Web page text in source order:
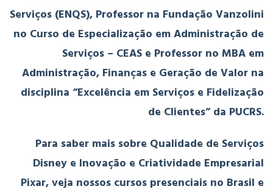
Serviços (ENQS), Professor na Fundação Vanzolini
no Curso de Especialização em Administração de
Serviços – CEAS e Professor no MBA em
Administração, Finanças e Geração de Valor na
disciplina “Excelência em Serviços e Fidelização
de Clientes” da PUCRS.
Para saber mais sobre Qualidade de Serviços
Disney e Inovação e Criatividade Empresarial
Pixar, veja nossos cursos presenciais no Brasil e